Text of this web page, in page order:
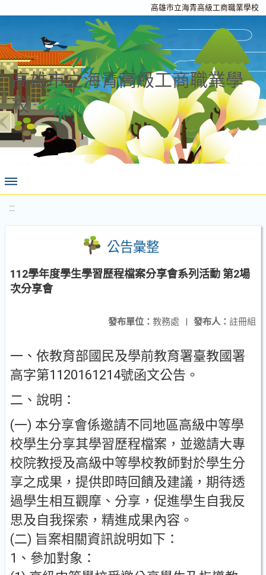
高雄市立海青高級工商職業學校
高雄市立海青高級工商職業學
校
:::
公告彙整
112學年度學生學習歷程檔案分享會系列活動 第2場
次分享會
發布人： 註冊組
發布單位： 教務處 |
一、依教育部國民及學前教育署臺教國署
高字第1120161214號函文公告。
二、說明：
(一) 本分享會係邀請不同地區高級中等學
校學生分享其學習歷程檔案，並邀請大專
校院教授及高級中等學校教師對於學生分
享之成果，提供即時回饋及建議，期待透
過學生相互觀摩、分享，促進學生自我反
思及自我探索，精進成果內容。
(二) 旨案相關資訊說明如下：
1、參加對象：